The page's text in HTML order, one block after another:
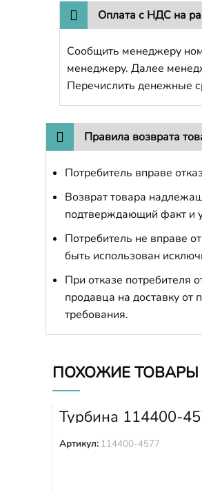
Оплата с НДС на
Сообщить менеджеру
менеджеру. Далее
Перечислить денежные
Правила возврата
Потребитель вправе
Возврат товара
подтверждающий факт и
Потребитель не вправе
быть использован
При отказе потребителя
продавца на доставку от
требования.
ПОХОЖИЕ ТОВАРЫ
Турбина 114400-
Артикул: 114400-4577